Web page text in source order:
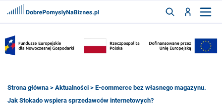
FRANCZYZY
Strona główna > Aktualności > E-commerce bez własnego magazynu.
Jak Stokado wspiera sprzedawców internetowych?